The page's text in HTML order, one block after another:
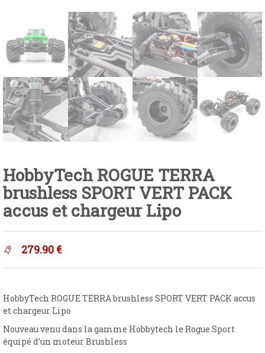
HobbyTech ROGUE TERRA
brushless SPORT VERT PACK
accus et chargeur Lipo
279.90 €
HobbyTech ROGUE TERRA brushless SPORT VERT PACK accus
et chargeur Lipo
Nouveau venu dans la gamme Hobbytech le Rogue Sport
équipé d’un moteur Brushless